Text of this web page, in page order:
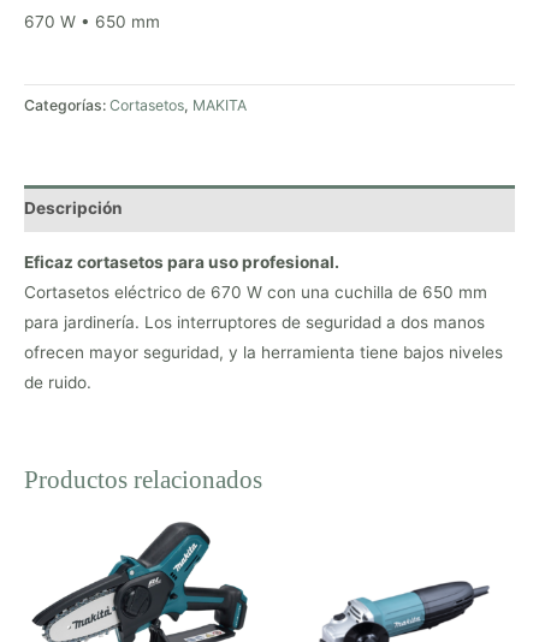
670 W • 650 mm
Categorías: Cortasetos, MAKITA
Descripción
Eficaz cortasetos para uso profesional.
Cortasetos eléctrico de 670 W con una cuchilla de 650 mm
para jardinería. Los interruptores de seguridad a dos manos
ofrecen mayor seguridad, y la herramienta tiene bajos niveles
de ruido.
Productos relacionados